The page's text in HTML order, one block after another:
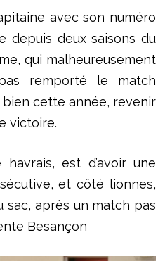
avec son numéro
depuis deux saisons du
qui malheureusement
pas remporté le match
cette année, revenir
victoire.
havrais, est d’avoir une
et côté lionnes,
sac, après un match pas
Besançon